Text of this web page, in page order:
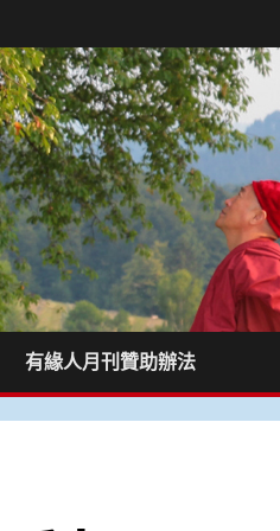
有緣人月刊贊助辦法